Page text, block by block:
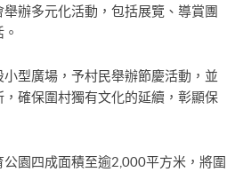
辦多元化活動，包括展覽、導賞團
型廣場，予村民舉辦節慶活動，並
確保圍村獨有文化的延續，彰顯保
園四成面積至逾2,000平方米，將圍